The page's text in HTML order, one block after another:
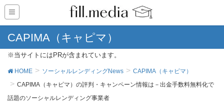
CAPIMA（キャピマ）
※当サイトにはPRが含まれています。
HOME ソーシャルレンディングNews
CAPIMA（キャピマ）
CAPIMA（キャピマ）の評判・キャンペーン情報は－出金手数料無料化で
話題のソーシャルレンディング事業者